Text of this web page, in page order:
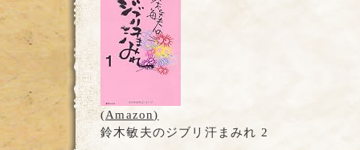
(Amazon)
鈴木敏夫のジブリ汗まみれ 2